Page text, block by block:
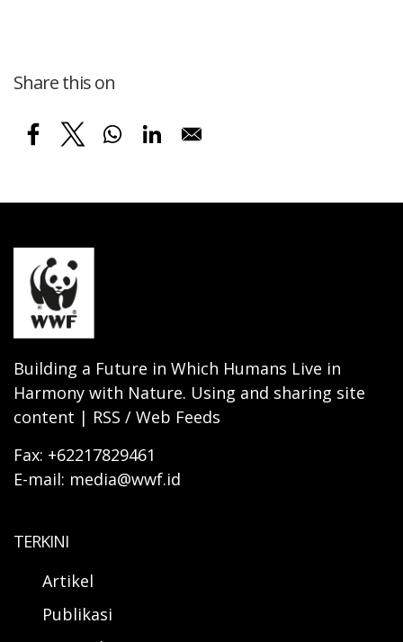
Share this on
Building a Future in Which Humans Live in
Harmony with Nature. Using and sharing site
content | RSS / Web Feeds
Fax: +62217829461
E-mail: media@wwf.id
TERKINI
Artikel
Publikasi